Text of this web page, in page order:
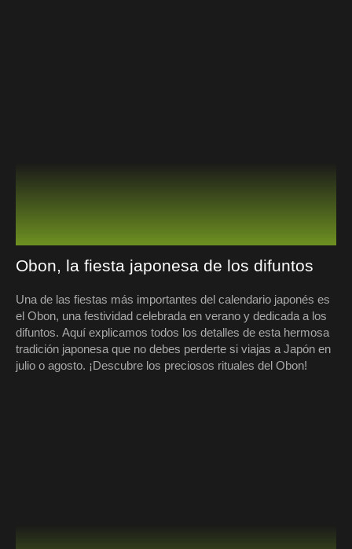
Obon, la fiesta japonesa de los difuntos
Una de las fiestas más importantes del calendario japonés es
el Obon, una festividad celebrada en verano y dedicada a los
difuntos. Aquí explicamos todos los detalles de esta hermosa
tradición japonesa que no debes perderte si viajas a Japón en
julio o agosto. ¡Descubre los preciosos rituales del Obon!